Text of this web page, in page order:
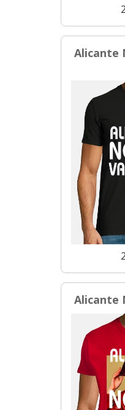
Alicante
Alicante